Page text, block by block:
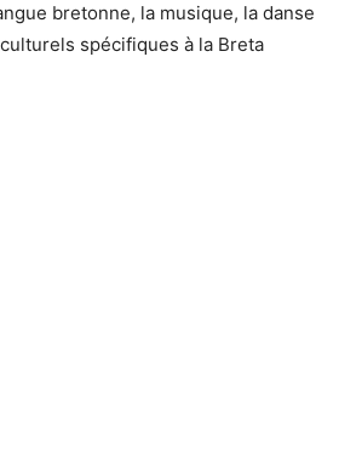
bretonne, la musique, la danse
spécifiques à la Breta